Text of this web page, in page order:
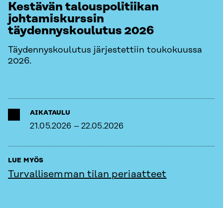
Kestävän talouspolitiikan
johtamiskurssin
täydennyskoulutus 2026
Täydennyskoulutus järjestettiin toukokuussa
2026.
AIKATAULU
21.05.2026 – 22.05.2026
LUE MYÖS
Turvallisemman tilan periaatteet